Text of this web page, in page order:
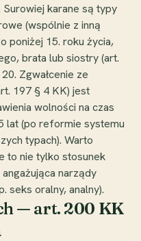
karane są typy
(wspólnie z inną
poniżej 15. roku życia,
brata lub siostry (art.
Zgwałcenie ze
197 § 4 KK) jest
wolności na czas
lat (po reformie systemu
typach). Warto
to nie tylko stosunek
narządy
seks oralny, analny).
— art. 200 KK